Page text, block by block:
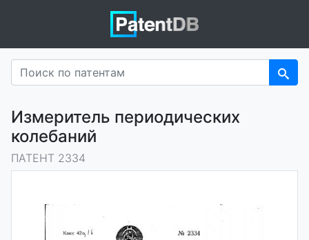
Измеритель периодических
колебаний
ПАТЕНТ 2334